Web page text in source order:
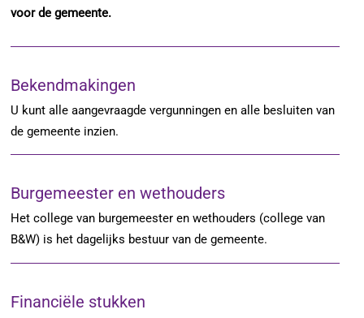
voor de gemeente.
Bekendmakingen
U kunt alle aangevraagde vergunningen en alle besluiten van
de gemeente inzien.
Burgemeester en wethouders
Het college van burgemeester en wethouders (college van
B&W) is het dagelijks bestuur van de gemeente.
Financiële stukken